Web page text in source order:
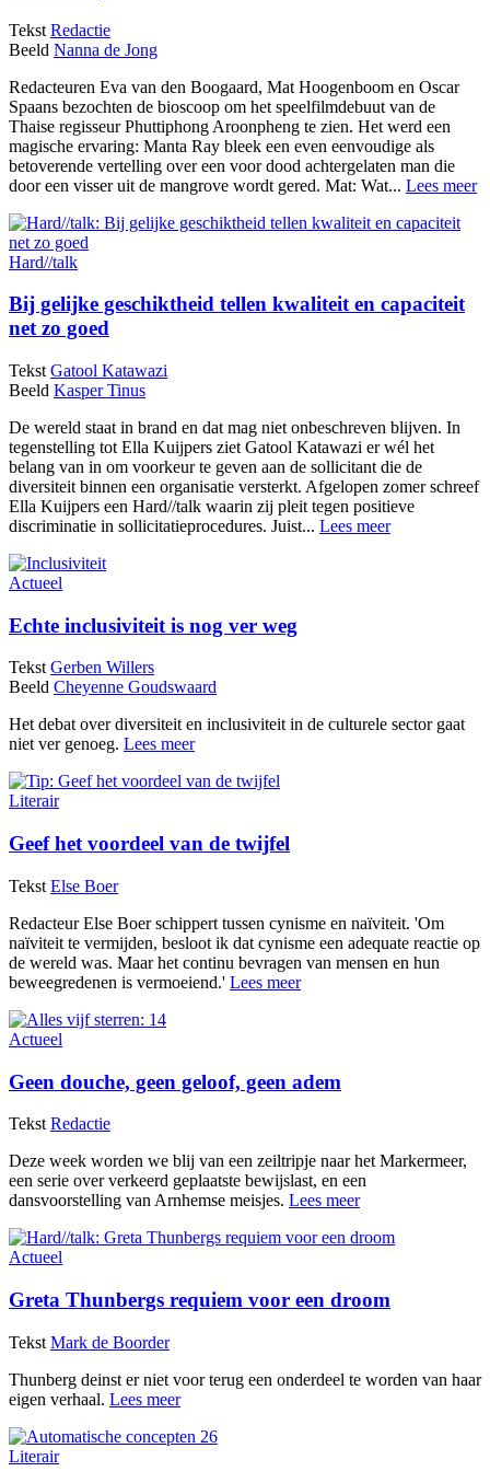
Tekst Redactie
Beeld Nanna de Jong
Redacteuren Eva van den Boogaard, Mat Hoogenboom en Oscar
Spaans bezochten de bioscoop om het speelfilmdebuut van de
Thaise regisseur Phuttiphong Aroonpheng te zien. Het werd een
magische ervaring: Manta Ray bleek een even eenvoudige als
betoverende vertelling over een voor dood achtergelaten man die
door een visser uit de mangrove wordt gered. Mat: Wat... Lees meer
Hard//talk
Bij gelijke geschiktheid tellen kwaliteit en capaciteit
net zo goed
Tekst Gatool Katawazi
Beeld Kasper Tinus
De wereld staat in brand en dat mag niet onbeschreven blijven. In
tegenstelling tot Ella Kuijpers ziet Gatool Katawazi er wél het
belang van in om voorkeur te geven aan de sollicitant die de
diversiteit binnen een organisatie versterkt. Afgelopen zomer schreef
Ella Kuijpers een Hard//talk waarin zij pleit tegen positieve
discriminatie in sollicitatieprocedures. Juist... Lees meer
Actueel
Echte inclusiviteit is nog ver weg
Tekst Gerben Willers
Beeld Cheyenne Goudswaard
Het debat over diversiteit en inclusiviteit in de culturele sector gaat
niet ver genoeg. Lees meer
Literair
Geef het voordeel van de twijfel
Tekst Else Boer
Redacteur Else Boer schippert tussen cynisme en naïviteit. 'Om
naïviteit te vermijden, besloot ik dat cynisme een adequate reactie op
de wereld was. Maar het continu bevragen van mensen en hun
beweegredenen is vermoeiend.' Lees meer
Actueel
Geen douche, geen geloof, geen adem
Tekst Redactie
Deze week worden we blij van een zeiltripje naar het Markermeer,
een serie over verkeerd geplaatste bewijslast, en een
dansvoorstelling van Arnhemse meisjes. Lees meer
Actueel
Greta Thunbergs requiem voor een droom
Tekst Mark de Boorder
Thunberg deinst er niet voor terug een onderdeel te worden van haar
eigen verhaal. Lees meer
Literair